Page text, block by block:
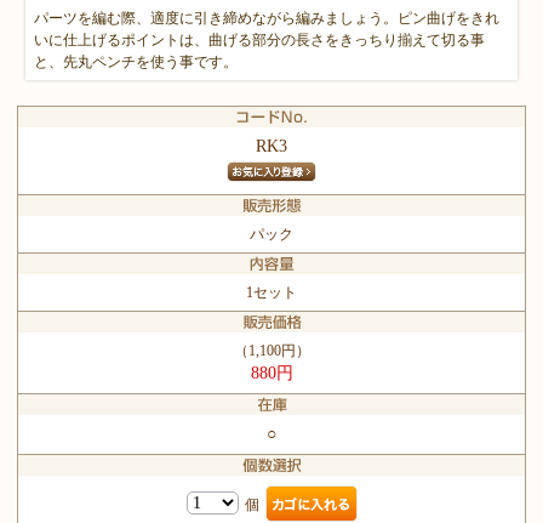
パーツを編む際、適度に引き締めながら編みましょう。ピン曲げをきれ
いに仕上げるポイントは、曲げる部分の長さをきっちり揃えて切る事
と、先丸ペンチを使う事です。
RK3
パック
1セット
（1,100円）
880円
○
個